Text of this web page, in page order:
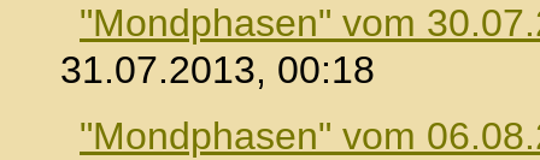
"Mondphasen" vom
31.07.2013, 00:18
"Mondphasen" vom